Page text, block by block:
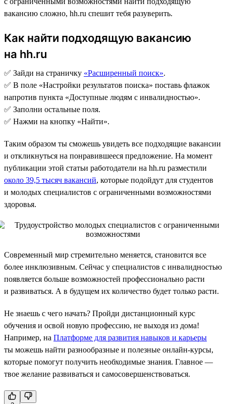
вакансию сложно, hh.ru спешит тебя разуверить.
Как найти подходящую вакансию
на hh.ru
✅ Зайди на страничку «Расширенный поиск».
✅ В поле «Настройки результатов поиска» поставь флажок
напротив пункта «Доступные людям с инвалидностью».
✅ Заполни остальные поля.
✅ Нажми на кнопку «Найти».
Таким образом ты сможешь увидеть все подходящие вакансии
и откликнуться на понравившееся предложение. На момент
публикации этой статьи работодатели на hh.ru разместили
около 39,5 тысяч вакансий, которые подойдут для студентов
и молодых специалистов с ограниченными возможностями
здоровья.
Современный мир стремительно меняется, становится все
более инклюзивным. Сейчас у специалистов с инвалидностью
появляется больше возможностей профессионально расти
и развиваться. А в будущем их количество будет только расти.
Не знаешь с чего начать? Пройди дистанционный курс
обучения и освой новую профессию, не выходя из дома!
Например, на Платформе для развития навыков и карьеры
ты можешь найти разнообразные и полезные онлайн-курсы,
которые помогут получить необходимые знания. Главное —
твое желание развиваться и самосовершенствоваться.